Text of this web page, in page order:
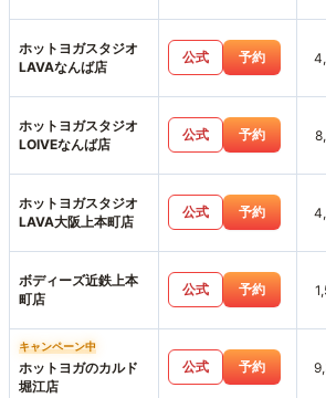
ホットヨガスタジオ
LAVAなんば店
公式 予約
ホットヨガスタジオ
LOIVEなんば店
公式 予約
ホットヨガスタジオ
LAVA大阪上本町店
公式 予約
ボディーズ近鉄上本
町店
公式 予約
キャンペーン中
ホットヨガのカルド
堀江店
公式 予約